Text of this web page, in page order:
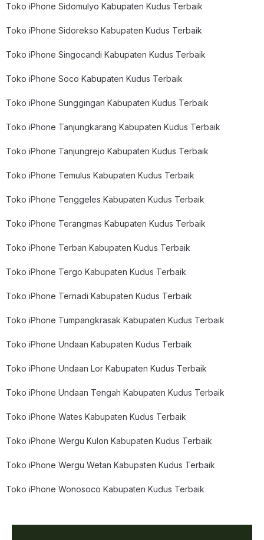
Toko iPhone Sidomulyo Kabupaten Kudus Terbaik
Toko iPhone Sidorekso Kabupaten Kudus Terbaik
Toko iPhone Singocandi Kabupaten Kudus Terbaik
Toko iPhone Soco Kabupaten Kudus Terbaik
Toko iPhone Sunggingan Kabupaten Kudus Terbaik
Toko iPhone Tanjungkarang Kabupaten Kudus Terbaik
Toko iPhone Tanjungrejo Kabupaten Kudus Terbaik
Toko iPhone Temulus Kabupaten Kudus Terbaik
Toko iPhone Tenggeles Kabupaten Kudus Terbaik
Toko iPhone Terangmas Kabupaten Kudus Terbaik
Toko iPhone Terban Kabupaten Kudus Terbaik
Toko iPhone Tergo Kabupaten Kudus Terbaik
Toko iPhone Ternadi Kabupaten Kudus Terbaik
Toko iPhone Tumpangkrasak Kabupaten Kudus Terbaik
Toko iPhone Undaan Kabupaten Kudus Terbaik
Toko iPhone Undaan Lor Kabupaten Kudus Terbaik
Toko iPhone Undaan Tengah Kabupaten Kudus Terbaik
Toko iPhone Wates Kabupaten Kudus Terbaik
Toko iPhone Wergu Kulon Kabupaten Kudus Terbaik
Toko iPhone Wergu Wetan Kabupaten Kudus Terbaik
Toko iPhone Wonosoco Kabupaten Kudus Terbaik